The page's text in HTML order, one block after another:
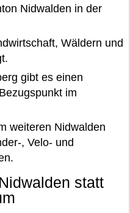
Nidwalden in der
Wäldern und
gibt es einen
im
weiteren Nidwalden
, Velo- und
statt